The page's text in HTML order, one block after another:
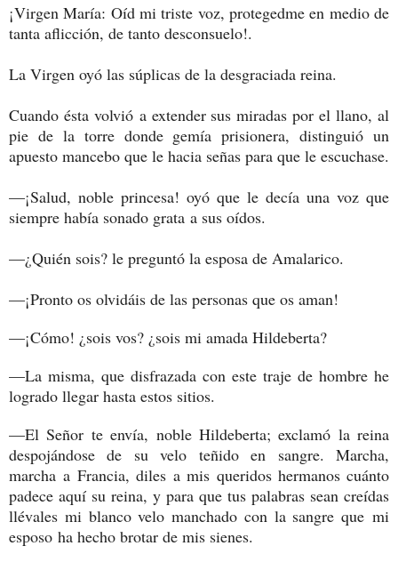
¡Virgen María: Oíd mi triste voz, protegedme en medio de
tanta aflicción, de tanto desconsuelo!.
La Virgen oyó las súplicas de la desgraciada reina.
Cuando ésta volvió a extender sus miradas por el llano, al
pie de la torre donde gemía prisionera, distinguió un
apuesto mancebo que le hacia señas para que le escuchase.
—¡Salud, noble princesa! oyó que le decía una voz que
siempre había sonado grata a sus oídos.
—¿Quién sois? le preguntó la esposa de Amalarico.
—¡Pronto os olvidáis de las personas que os aman!
—¡Cómo! ¿sois vos? ¿sois mi amada Hildeberta?
—La misma, que disfrazada con este traje de hombre he
logrado llegar hasta estos sitios.
—El Señor te envía, noble Hildeberta; exclamó la reina
despojándose de su velo teñido en sangre. Marcha,
marcha a Francia, diles a mis queridos hermanos cuánto
padece aquí su reina, y para que tus palabras sean creídas
llévales mi blanco velo manchado con la sangre que mi
esposo ha hecho brotar de mis sienes.